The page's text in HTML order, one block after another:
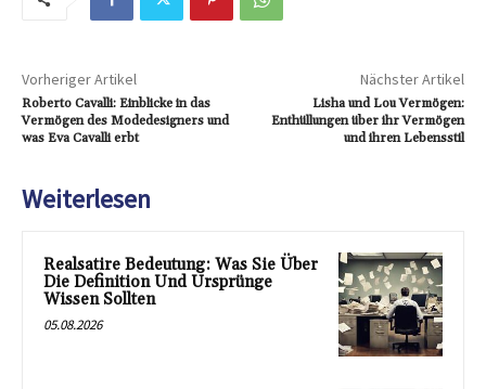
Vorheriger Artikel
Roberto Cavalli: Einblicke in das
Vermögen des Modedesigners und
was Eva Cavalli erbt
Nächster Artikel
Lisha und Lou Vermögen:
Enthüllungen über ihr Vermögen
und ihren Lebensstil
Weiterlesen
Realsatire Bedeutung: Was Sie Über
Die Definition Und Ursprünge
Wissen Sollten
05.08.2026